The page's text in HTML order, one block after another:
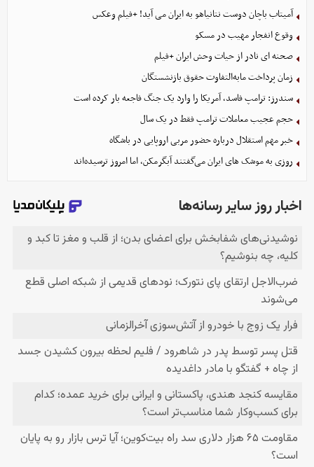
آمیتاب باچان دوست نتانیاهو به ایران می آید! +فیلم وعکس
وقوع انفجار مهیب در مسکو
صحنه ای نادر از حیات وحش ایران +فیلم
زمان پرداخت مابه‌التفاوت حقوق بازنشستگان
سندرز: ترامپ فاسد، آمریکا را وارد یک جنگ فاجعه بار کرده است
حجم عجیب معاملات ترامپ فقط در یک سال
خبر مهم استقلال درباره حضور مربی اروپایی در باشگاه
روزی به موشک‌ های ایران می‌گفتند آبگرمکن، اما امروز ترسیده‌اند